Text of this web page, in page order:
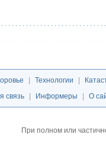
Технологии
связь Информеры О
При полном или